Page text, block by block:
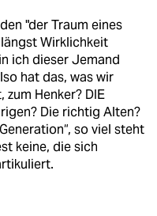
"der Traum eines
Wirklichkeit
ich dieser Jemand
hat das, was wir
Henker? DIE
Die richtig Alten?
so viel steht
keine, die sich